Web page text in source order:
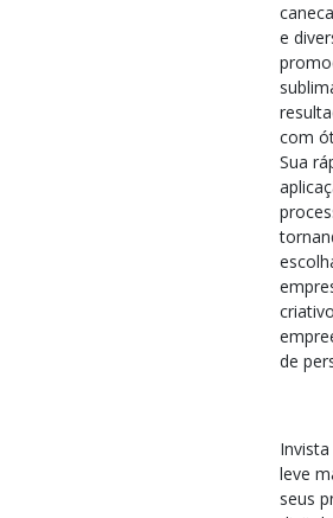
e
com
Sua
de
leve
seus